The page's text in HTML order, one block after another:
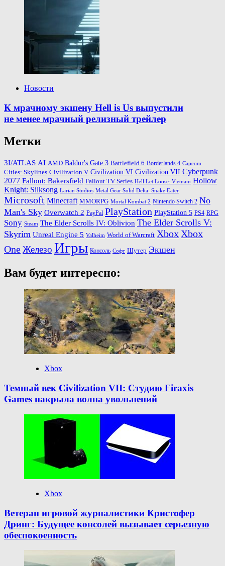
Новости
К мрачному экшену Hell is Us выпустили
не менее мрачный релизный трейлер
Метки
3I/ATLAS AI AMD Baldur's Gate 3 Battlefield 6 Borderlands 4 Capcom
Cities: Skylines Civilization V Civilization VI Civilization VII Cyberpunk
2077 Fallout: Bakersfield Fallout TV Series Hell Let Loose: Vietnam Hollow
Knight: Silksong Larian Studios Metal Gear Solid Delta: Snake Eater
Microsoft Minecraft MMORPG Mortal Kombat 2 Nintendo Switch 2 No
Man's Sky Overwatch 2 PayPal PlayStation PlayStation 5 PS4 RPG
Sony Steam The Elder Scrolls IV: Oblivion The Elder Scrolls V:
Skyrim Unreal Engine 5 Valheim World of Warcraft Xbox Xbox
OneЖелезо Игры Консоль Софт Шутер Экшен
Вам будет интересно:
Xbox
Темный век Civilization VII: Студию Firaxis
Games накрыла волна увольнений
Xbox
Ветеран игровой журналистики Кристофер
Дринг: Будущее консолей вызывает серьезную
обеспокоенность